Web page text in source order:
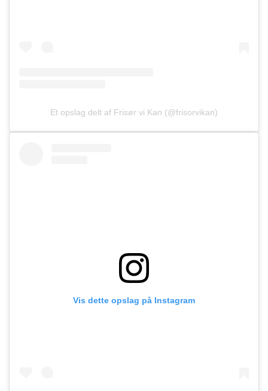
Et opslag delt af Frisør vi Kan (@frisorvikan)
Vis dette opslag på Instagram